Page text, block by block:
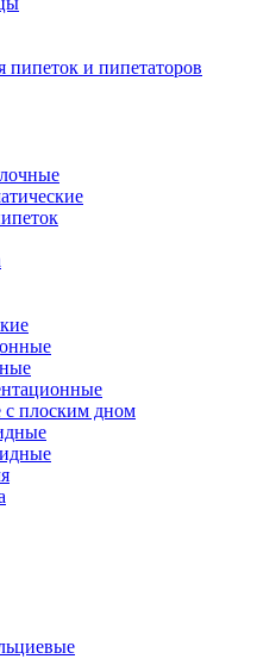
пипеток и пипетаторов
плоским дном